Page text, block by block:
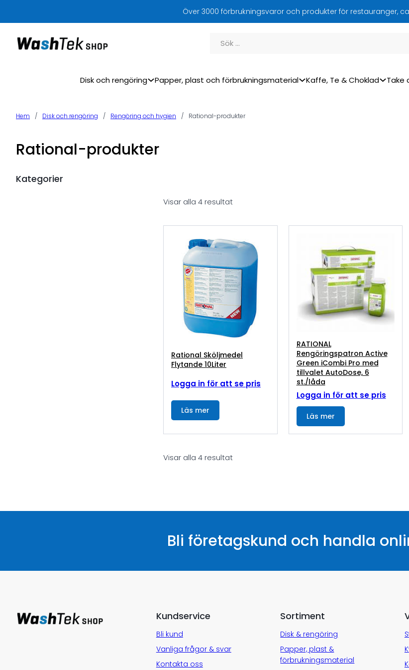
Över 3000 förbrukningsvaror och produkter för restauranger,
Sök
Disk och rengöring Papper, plast och förbrukningsmaterial Kaffe, Te & Choklad Take
Hem / Disk och rengöring / Rengöring och hygien / Rational-produkter
Rational-produkter
Kategorier
Visar alla 4 resultat
Rational Sköljmedel
Flytande 10Liter
Logga in för att se pris
Läs mer
RATIONAL
Rengöringspatron Active
Green iCombi Pro med
tillvalet AutoDose, 6
st./låda
Logga in för att se pris
Läs mer
Visar alla 4 resultat
Bli företagskund och handla
Kundservice
Bli kund
Vanliga frågor & svar
Kontakta oss
Sortiment
Disk & rengöring
Papper, plast &
förbrukningsmaterial